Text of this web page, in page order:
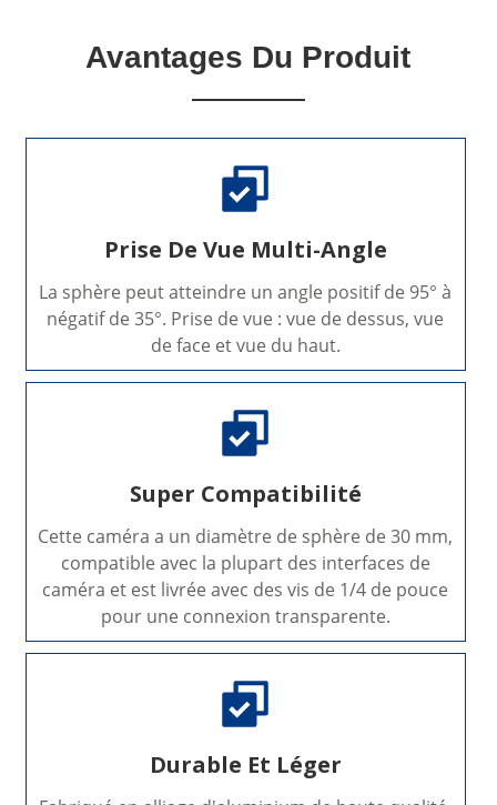
Avantages Du Produit
Prise De Vue Multi-Angle
La sphère peut atteindre un angle positif de 95° à
négatif de 35°. Prise de vue : vue de dessus, vue
de face et vue du haut.
Super Compatibilité
Cette caméra a un diamètre de sphère de 30 mm,
compatible avec la plupart des interfaces de
caméra et est livrée avec des vis de 1/4 de pouce
pour une connexion transparente.
Durable Et Léger